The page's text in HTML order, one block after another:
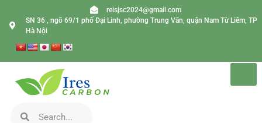
reisjsc2024@gmail.com
SN 36 , ngõ 69/1 phố Đại Linh, phường Trung Văn, quận Nam Từ Liêm, TP
Hà Nội